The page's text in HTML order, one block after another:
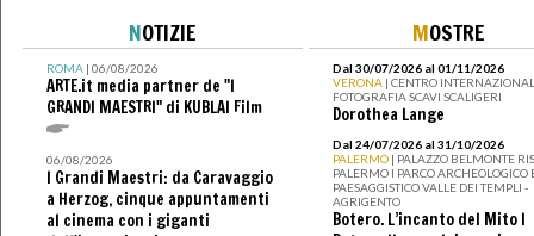
NOTIZIE
ROMA| 06/08/2026
ARTE.it media partner de "I
GRANDI MAESTRI" di KUBLAI Film
06/08/2026
I Grandi Maestri: da Caravaggio
a Herzog, cinque appuntamenti
al cinema con i giganti
MOSTRE
Dal 30/07/2026 al 01/11/2026
VERONA | CENTRO
FOTOGRAFIA SCAVI SCALIGERI
Dorothea Lange
Dal 24/07/2026 al 31/10/2026
PALERMO | PALAZZO BELMONTE
PALERMO I PARCO ARCHEOLOGICO
PAESAGGISTICO VALLE DEI TEMPLI -
AGRIGENTO
Botero. L’incanto del Mito I